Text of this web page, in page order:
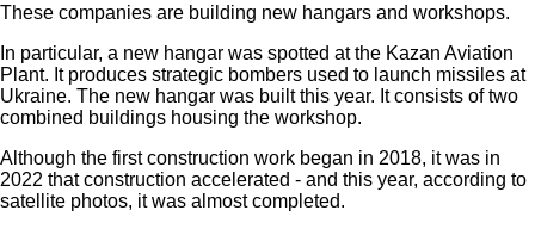
These companies are building new hangars and workshops.
In particular, a new hangar was spotted at the Kazan Aviation
Plant. It produces strategic bombers used to launch missiles at
Ukraine. The new hangar was built this year. It consists of two
combined buildings housing the workshop.
Although the first construction work began in 2018, it was in
2022 that construction accelerated - and this year, according to
satellite photos, it was almost completed.